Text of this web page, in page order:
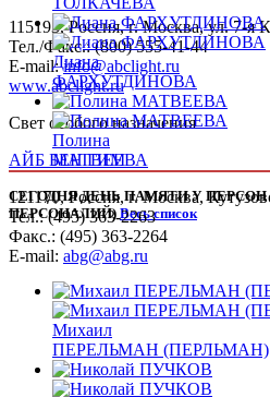
115193, Россия, г. Москва, ул. 7-я
Тел./Факс.: (800) 555-41-44
E-mail:info@abclight.ru
www.abclight.ru
Свет особого назначения
АЙБ БЕН ГИМ
121170, Россия, г. Москва,
Тел.: (495) 363-2263
Факс.: (495) 363-2264
E-mail: abg@abg.ru
Диана
ФАРХУТДИНОВА
Полина
МАТВЕЕВА
СЕГОДНЯ ДЕНЬ ПАМЯТИ У ПЕРСОН
ПЕРСОНАЛИЙ) Весь список
Михаил
ПЕРЕЛЬМАН (ПЕРЛЬМАН)